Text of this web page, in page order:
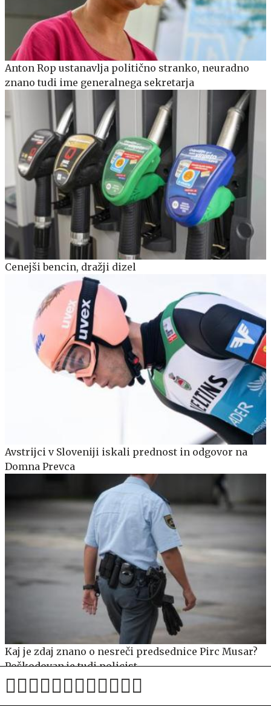
Anton Rop ustanavlja politično stranko, neuradno
znano tudi ime generalnega sekretarja
Cenejši bencin, dražji dizel
Avstrijci v Sloveniji iskali prednost in odgovor na
Domna Prevca
Kaj je zdaj znano o nesreči predsednice Pirc Musar?
Poškodovan je tudi policist.